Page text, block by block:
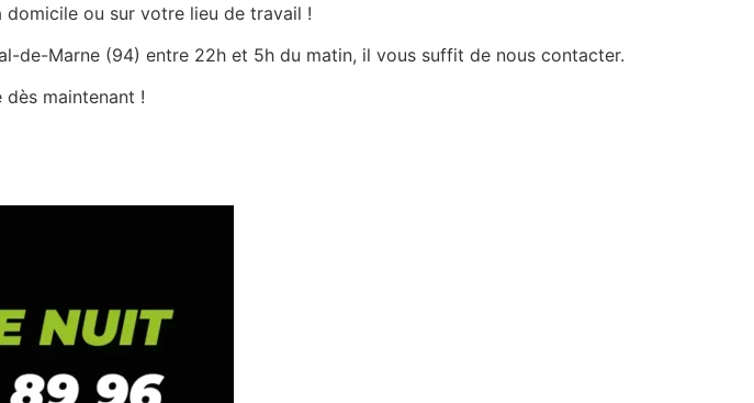
ou sur votre lieu de travail !
de-Marne (94) entre 22h et 5h du matin, il vous suffit de nous contacter.
maintenant !